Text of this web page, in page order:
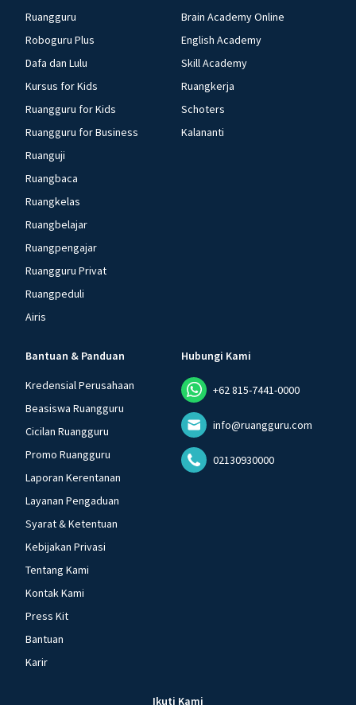
Ruangguru
Roboguru Plus
Dafa dan Lulu
Kursus for Kids
Ruangguru for Kids
Ruangguru for Business
Ruanguji
Ruangbaca
Ruangkelas
Ruangbelajar
Ruangpengajar
Ruangguru Privat
Ruangpeduli
Airis
Brain Academy Online
English Academy
Skill Academy
Ruangkerja
Schoters
Kalananti
Bantuan & Panduan
Kredensial Perusahaan
Beasiswa Ruangguru
Cicilan Ruangguru
Promo Ruangguru
Laporan Kerentanan
Layanan Pengaduan
Syarat & Ketentuan
Kebijakan Privasi
Tentang Kami
Kontak Kami
Press Kit
Bantuan
Karir
Hubungi Kami
+62 815-7441-0000
info@ruangguru.com
02130930000
Ikuti Kami